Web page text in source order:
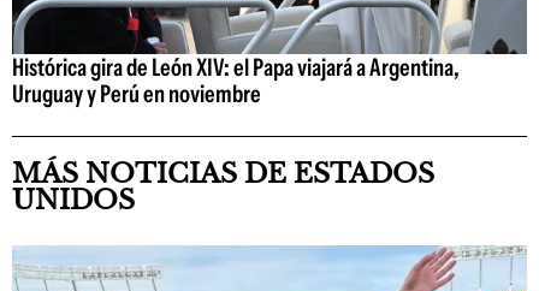
Histórica gira de León XIV: el Papa viajará a Argentina,
Uruguay y Perú en noviembre
MÁS NOTICIAS DE ESTADOS
UNIDOS